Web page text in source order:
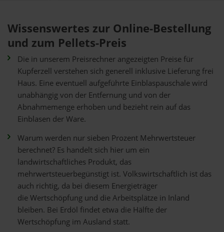
Wissenswertes zur Online-Bestellung
und zum Pellets-Preis
Die in unserem Preisrechner angezeigten Preise für
Kupferzell verstehen sich generell inklusive Lieferung frei
Haus. Eine eventuell aufgeführte Einblaspauschale wird
unabhängig von der Entfernung und von der
Abnahmemenge erhoben und bezieht rein auf das
Einblasen der Ware.
Warum werden nur sieben Prozent Mehrwertsteuer
berechnet? Es handelt sich hier um ein
landwirtschaftliches Produkt, das
mehrwertsteuerbegünstigt ist. Volkswirtschaftlich ist das
auch richtig, da bei diesem Energieträger
die Wertschöpfung und die Arbeitsplätze in Inland
bleiben. Bei Erdöl findet etwa die Hälfte der
Wertschöpfung im Ausland statt.